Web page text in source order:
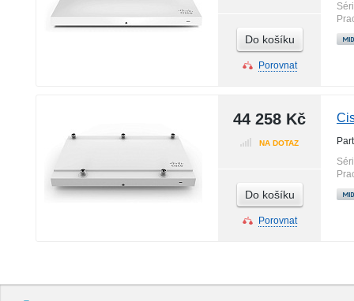
Do košíku
Porovnat
44 258 Kč
NA DOTAZ
Do košíku
Porovnat